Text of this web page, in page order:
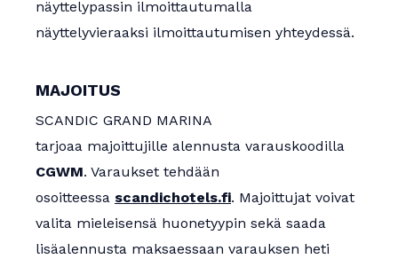
näyttelypassin ilmoittautumalla
näyttelyvieraaksi ilmoittautumisen yhteydessä.
MAJOITUS
SCANDIC GRAND MARINA
tarjoaa majoittujille alennusta varauskoodilla
CGWM. Varaukset tehdään
osoitteessa scandichotels.fi. Majoittujat voivat
valita mieleisensä huonetyypin sekä saada
lisäalennusta maksaessaan varauksen heti